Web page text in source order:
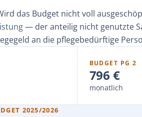
das Budget nicht voll
— der anteilig nicht genutzte
an die pflegebedürftige
BUDGET PG 2
796 €
monatlich
2025/2026